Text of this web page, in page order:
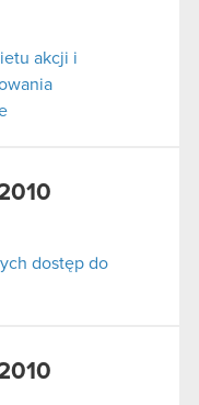
akcji i
dostęp do